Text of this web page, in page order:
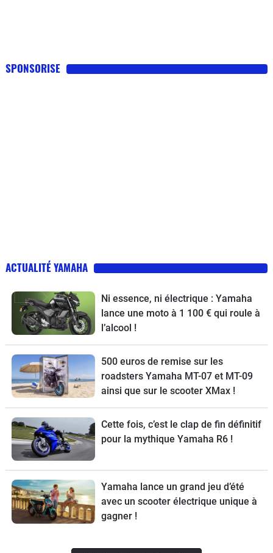
SPONSORISE
ACTUALITÉ YAMAHA
Ni essence, ni électrique : Yamaha
lance une moto à 1 100 € qui roule à
l’alcool !
500 euros de remise sur les
roadsters Yamaha MT-07 et MT-09
ainsi que sur le scooter XMax !
Cette fois, c’est le clap de fin définitif
pour la mythique Yamaha R6 !
Yamaha lance un grand jeu d’été
avec un scooter électrique unique à
gagner !